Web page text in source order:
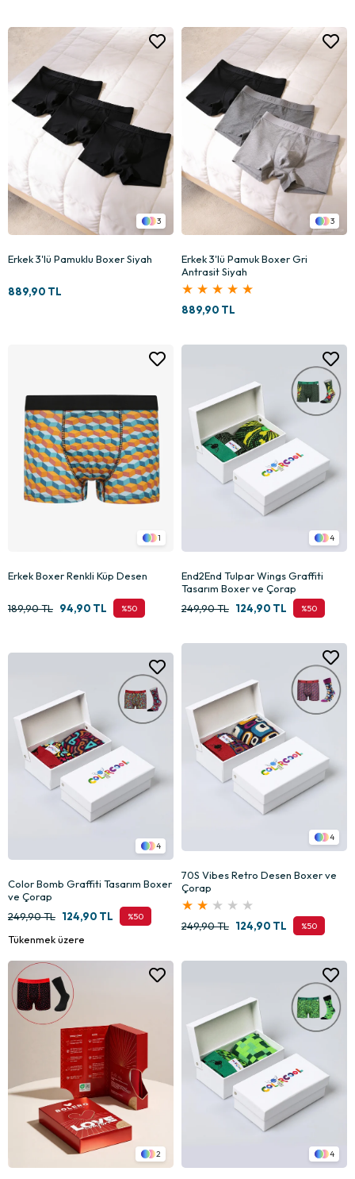
3
Erkek 3'lü Pamuklu Boxer Siyah
889,90 TL
3
Erkek 3'lü Pamuk Boxer Gri
Antrasit Siyah
★ ★ ★ ★ ★
889,90 TL
1
Erkek Boxer Renkli Küp Desen
%50
94,90 TL
189,90 TL
4
End2End Tulpar Wings Graffiti
Tasarım Boxer ve Çorap
%50
124,90 TL
249,90 TL
4
Color Bomb Graffiti Tasarım Boxer
ve Çorap
%50
124,90 TL
249,90 TL
Tükenmek üzere
4
70S Vibes Retro Desen Boxer ve
Çorap
★ ★ ★ ★ ★
%50
124,90 TL
249,90 TL
2 4